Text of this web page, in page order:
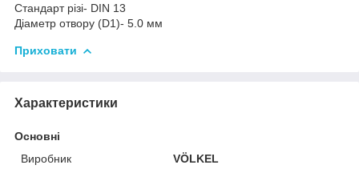
Стандарт різі- DIN 13
Діаметр отвору (D1)- 5.0 мм
Приховати
Характеристики
Основні
Виробник
VÖLKEL